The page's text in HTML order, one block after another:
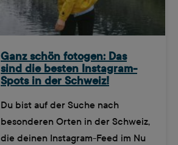
Ganz schön fotogen: Das
sind die besten Instagram-
Spots in der Schweiz!
Du bist auf der Suche nach
besonderen Orten in der Schweiz,
die deinen Instagram-Feed im Nu